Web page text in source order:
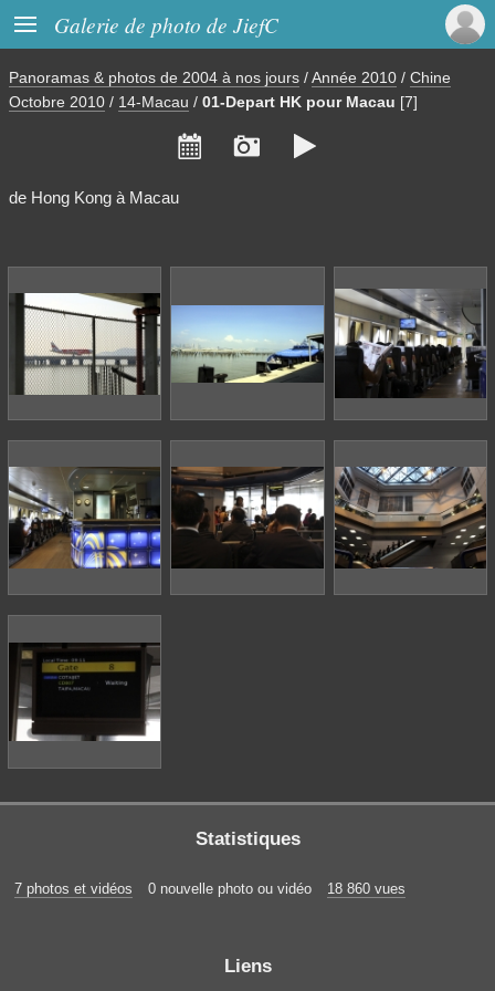
 Galerie de photo de JiefC
Panoramas & photos de 2004 à nos jours /Année 2010 / Chine
Octobre 2010 / 14-Macau / 01-Depart HK pour Macau [7]
  
de Hong Kong à Macau
Statistiques
7 photos et vidéos 0 nouvelle photo ou vidéo 18 860 vues
Liens